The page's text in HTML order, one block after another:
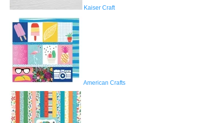
Kaiser Craft
American Crafts